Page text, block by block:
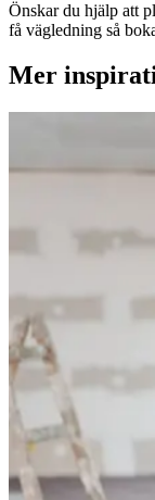
Önskar du hjälp att
få vägledning så
Mer